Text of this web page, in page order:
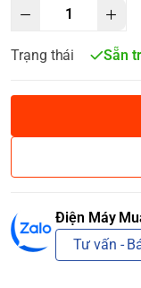
Trạng thái Sẵn
Điện Máy
Tư vấn -